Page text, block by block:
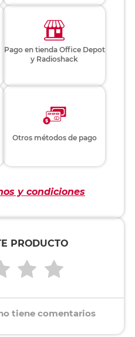
Pago en tienda Office Depot
y Radioshack
Otros métodos de pago
y condiciones
PRODUCTO
tiene comentarios